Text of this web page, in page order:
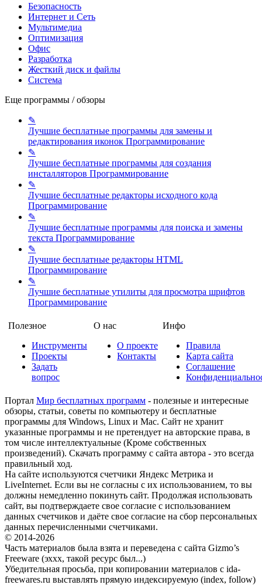
Безопасность
Интернет и Сеть
Мультимедиа
Оптимизация
Офис
Разработка
Жесткий диск и файлы
Система
Еще программы / обзоры
✎
Лучшие бесплатные программы для замены и
редактирования иконок Программирование
✎
Лучшие бесплатные программы для создания
инсталляторов Программирование
✎
Лучшие бесплатные редакторы исходного кода
Программирование
✎
Лучшие бесплатные программы для поиска и замены
текста Программирование
✎
Лучшие бесплатные редакторы HTML
Программирование
✎
Лучшие бесплатные утилиты для просмотра шрифтов
Программирование
Полезное
Инструменты
Проекты
Задать
вопрос
О нас
О проекте
Контакты
Инфо
Правила
Карта сайта
Соглашение
Портал Мир бесплатных программ - полезные и интересные
обзоры, статьи, советы по компьютеру и бесплатные
программы для Windows, Linux и Mac. Сайт не хранит
указанные программы и не претендует на авторские права, в
том числе интеллектуальные (Кроме собственных
произведений). Скачать программу с сайта автора - это всегда
правильный ход.
На сайте используются счетчики Яндекс Метрика и
LiveInternet. Если вы не согласны с их использованием, то вы
должны немедленно покинуть сайт. Продолжая использовать
сайт, вы подтверждаете свое согласие с использованием
данных счетчиков и даёте свое согласие на сбор персональных
данных перечисленными счетчиками.
© 2014-2026
Часть материалов была взята и переведена с сайта Gizmo’s
Freeware (эххх, такой ресурс был...)
Убедительная просьба, при копировании материалов с ida-
freewares.ru выставлять прямую индексируемую (index, follow)